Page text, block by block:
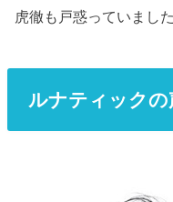
虎徹も戸惑っていました
ルナティックの